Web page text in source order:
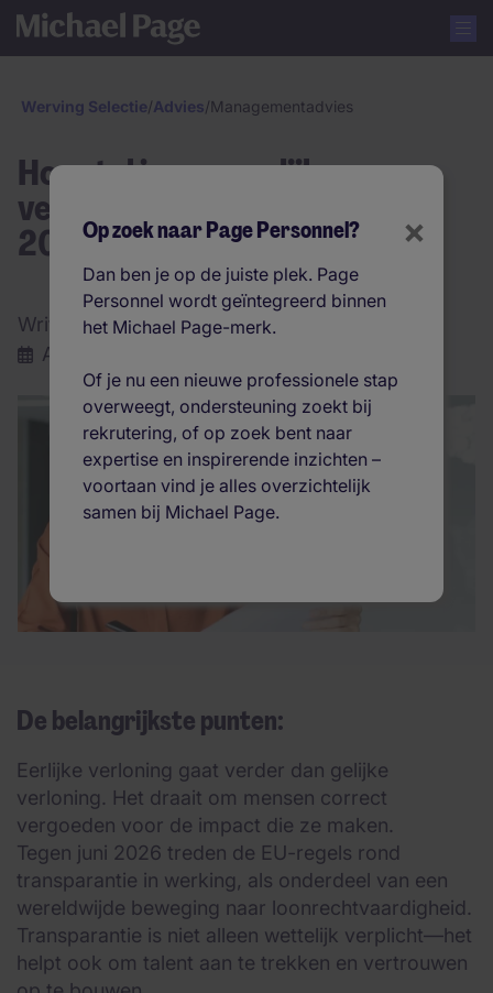
×
Op zoek naar Page Personnel?
Dan ben je op de juiste plek. Page
Personnel wordt geïntegreerd binnen
het Michael Page-merk.
Of je nu een nieuwe professionele stap
overweegt, ondersteuning zoekt bij
rekrutering, of op zoek bent naar
expertise en inspirerende inzichten –
voortaan vind je alles overzichtelijk
samen bij Michael Page.
Werving Selectie/Advies/Managementadvies
Hoe stel je een eerlijke
verloningsstrategie op voor
2026
Written by:Grégory Renardy
Augustus 2025
De belangrijkste punten:
Eerlijke verloning gaat verder dan gelijke
verloning. Het draait om mensen correct
vergoeden voor de impact die ze maken.
Tegen juni 2026 treden de EU-regels rond
transparantie in werking, als onderdeel van een
wereldwijde beweging naar loonrechtvaardigheid.
Transparantie is niet alleen wettelijk verplicht—het
helpt ook om talent aan te trekken en vertrouwen